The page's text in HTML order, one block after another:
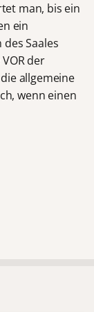
man, bis ein
ein
Saales
der
allgemeine
wenn einen